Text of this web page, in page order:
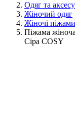
Одяг та
Жіночий одяг
Жіночі піжами
Піжама
Сіра COSY